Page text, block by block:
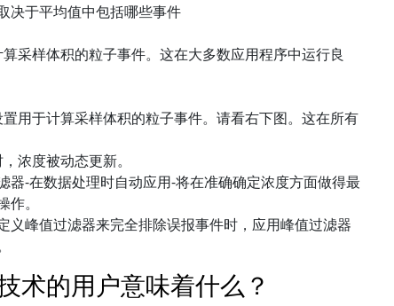
决于平均值中包括哪些事件
采样体积的粒子事件。这在大多数应用程序中运行良
用于计算采样体积的粒子事件。请看右下图。这在所有
浓度被动态更新。
器-在数据处理时自动应用-将在准确确定浓度方面做得最
。
义峰值过滤器来完全排除误报事件时，应用峰值过滤器
术的用户意味着什么？